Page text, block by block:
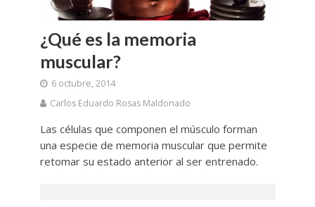
¿Qué es la memoria
muscular?
6 octubre, 2014
Carlos Eduardo Rosas Maldonado
Las células que componen el músculo forman
una especie de memoria muscular que permite
retomar su estado anterior al ser entrenado.